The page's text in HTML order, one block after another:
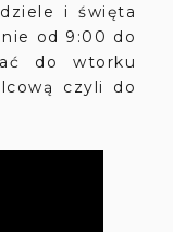
i święta
od 9:00 do
do wtorku
czyli do